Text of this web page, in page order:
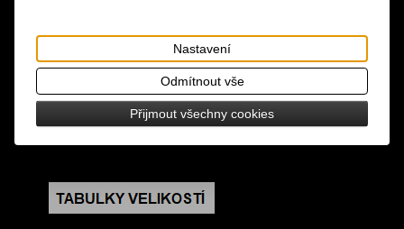
design: tento svícen s dominantní postavou
havrana na gotickém podstavci vdechne vašemu
interiéru tajuplnou atmosféru starých hradů
rozměry: výška 16,5 cm, průměr 9,5 cm
Nastavení
Odmítnout vše
Přijmout všechny cookies